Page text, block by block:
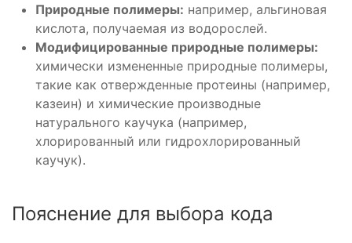
Природные полимеры: например, альгиновая
кислота, получаемая из водорослей.
Модифицированные природные полимеры:
химически измененные природные полимеры,
такие как отвержденные протеины (например,
казеин) и химические производные
натурального каучука (например,
хлорированный или гидрохлорированный
каучук).
Пояснение для выбора кода